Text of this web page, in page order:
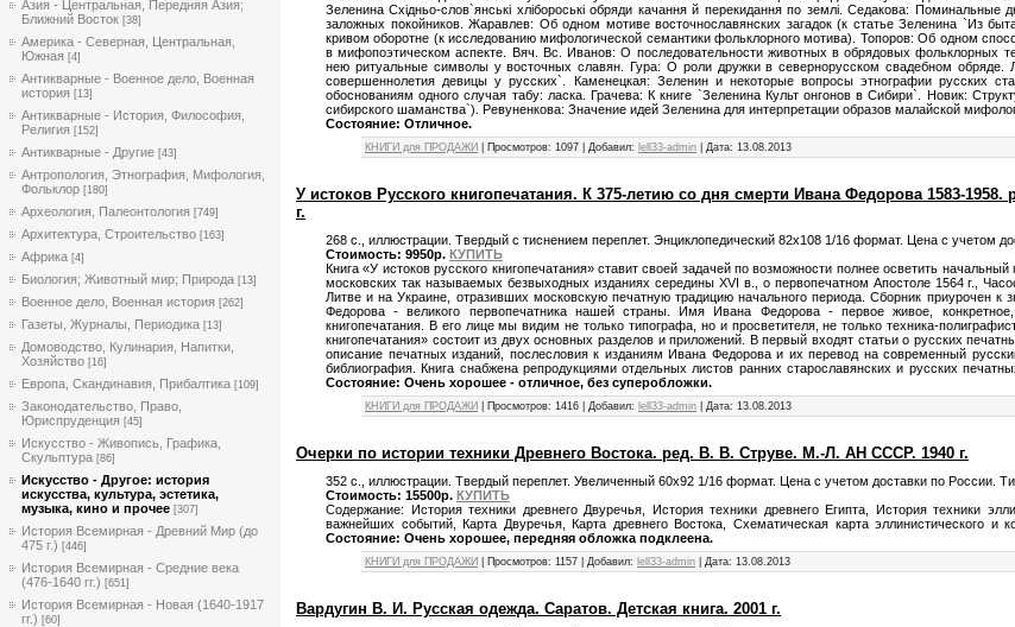
Азия - Центральная, Передняя Азия;
Ближний Восток [38]
Америка - Северная, Центральная,
Южная [4]
Антикварные - Военное дело, Военная
история [13]
Антикварные - История, Философия,
Религия [152]
Антикварные - Другие [43]
Антропология, Этнография, Мифология,
Фольклор [180]
Археология, Палеонтология [749]
Архитектура, Строительство [163]
Африка [4]
Биология; Животный мир; Природа [13]
Военное дело, Военная история [262]
Газеты, Журналы, Периодика [13]
Домоводство, Кулинария, Напитки,
Хозяйство [16]
Европа, Скандинавия, Прибалтика [109]
Законодательство, Право,
Юриспруденция [45]
Искусствo - Живопись, Графика,
Скульптура [86]
Искусствo - Другое: история
искусства, культура, эстетика,
музыка, кино и прочее [307]
История Всемирная - Древний Мир (до
475 г.) [446]
История Всемирная - Средние века
(476-1640 гг.) [651]
История Всемирная - Новая (1640-1917
гг.) [60]
Зеленина Схiдньо-слов`янськi хлiбороськi обряди качання й перекидання по землi. Седакова: Поминальные
заложных покойников. Жаравлев: Об одном мотиве восточнославянских загадок (к статье Зеленина `Из
кривом оборотне (к исследованию мифологической семантики фольклорного мотива). Топоров: Об одном
в мифопоэтическом аспекте. Вяч. Вс. Иванов: О последовательности животных в обрядовых фольклорных
нею ритуальные символы у восточных славян. Гура: О роли дружки в севернорусском свадебном обряде.
совершеннолетия девицы у русских`. Каменецкая: Зеленин и некоторые вопросы этнографии русских
обоснованиям одного случая табу: ласка. Грачева: К книге `Зеленина Культ онгонов в Сибири`. Новик:
сибирского шаманства`). Ревуненкова: Значение идей Зеленина для интерпретации образов малайской
Состояние: Отличное.
КНИГИ для ПРОДАЖИ | Просмотров: 1097 | Добавил: lell33-admin | Дата: 13.08.2013
У истоков Русского книгопечатания. К 375-летию со дня смерти Ивана Федорова 1583-
г.
268 с., иллюстрации. Твердый с тиснением переплет. Энциклопедический 82х108 1/16 формат. Цена с учетом
Стоимость: 9950р. КУПИТЬ
Книга «У истоков русского книгопечатания» ставит своей задачей по возможности полнее осветить
московских так называемых безвыходных изданиях середины XVI в., о первопечатном Апостоле 1564 г.,
Литве и на Украине, отразивших московскую печатную традицию начального периода. Сборник приурочен
Федорова - великого первопечатника нашей страны. Имя Ивана Федорова - первое живое,
книгопечатания. В его лице мы видим не только типографа, но и просветителя, не только техника-
книгопечатания» состоит из двух основных разделов и приложений. В первый входят статьи о русских
описание печатных изданий, послесловия к изданиям Ивана Федорова и их перевод на современный
библиография. Книга снабжена репродукциями отдельных листов ранних старославянских и русских
Состояние: Очень хорошее - отличное, без суперобложки.
КНИГИ для ПРОДАЖИ | Просмотров: 1416 | Добавил: lell33-admin | Дата: 13.08.2013
Очерки по истории техники Древнего Востока. ред. В. В. Струве. М.-Л. АН СССР. 1940 г.
352 с., иллюстрации. Твердый переплет. Увеличенный 60х92 1/16 формат. Цена с учетом доставки по России.
Стоимость: 15500р. КУПИТЬ
Содержание: История техники древнего Двуречья, История техники древнего Египта, История техники
важнейших событий, Карта Двуречья, Карта древнего Востока, Схематическая карта эллинистического и
Состояние: Очень хорошее, передняя обложка подклеена.
КНИГИ для ПРОДАЖИ | Просмотров: 1157 | Добавил: lell33-admin | Дата: 13.08.2013
Вардугин В. И. Русская одежда. Саратов. Детская книга. 2001 г.